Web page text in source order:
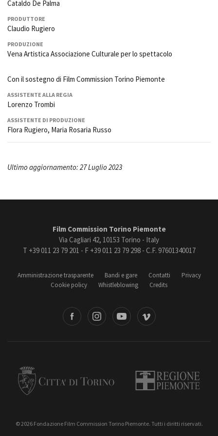
Cataldo De Palma
PRODUTTORE
Claudio Rugiero
PRODUZIONE
Vena Artistica Associazione Culturale per lo spettacolo
Con il sostegno di Film Commission Torino Piemonte
ASSISTENTE ALLA REGIA
Lorenzo Trombi
ASSISTENTE DI PRODUZIONE
Flora Rugiero, Maria Rosaria Russo
Ultimo aggiornamento: 27 Luglio 2023
Film Commission Torino Piemonte
Via Cagliari 42, 10153 Torino - Italy
T +39 011 23 79 201 - F +39 011 23 79 298 - C.F. 97601340017
Amministrazione trasparente Bandi e gare Contatti
Privacy
Cookie policy
Whistleblowing Credits
Vimeo
Regione Piemonte
© 2026 Fondazione Film Commission Torino Piemonte. Tutti i diritti riservati.